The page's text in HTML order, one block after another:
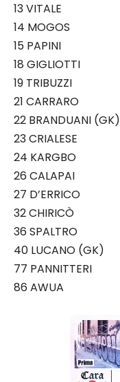
13 VITALE
14 MOGOS
15 PAPINI
18 GIGLIOTTI
19 TRIBUZZI
21 CARRARO
22 BRANDUANI (GK)
23 CRIALESE
24 KARGBO
26 CALAPAI
27 D’ERRICO
32 CHIRICÒ
36 SPALTRO
40 LUCANO (GK)
77 PANNITTERI
86 AWUA